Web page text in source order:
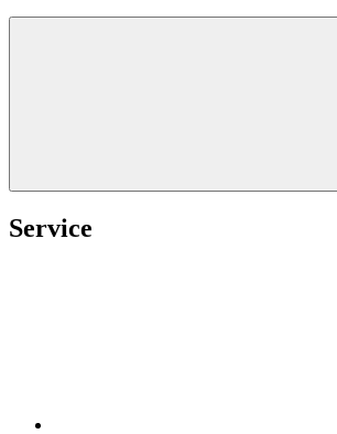
Service